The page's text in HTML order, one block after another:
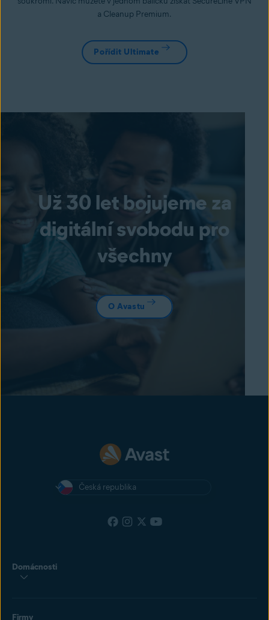
a Cleanup Premium.
Pořídit Ultimate
Už 30 let bojujeme za
digitální svobodu pro
všechny
O Avastu
Česká republika
Domácnosti
Firmy